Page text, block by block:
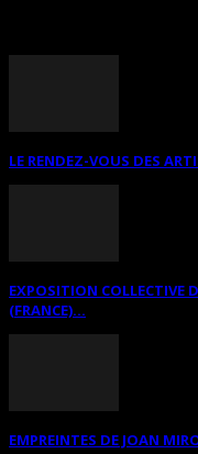
LE RENDEZ-VOUS DES
EXPOSITION COLLECTIVE
(FRANCE)...
EMPREINTES DE JOAN